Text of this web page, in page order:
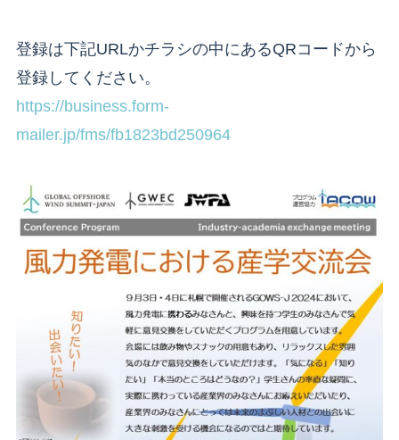
登録は下記URLかチラシの中にあるQRコードから
登録してください。
https://business.form-
mailer.jp/fms/fb1823bd250964